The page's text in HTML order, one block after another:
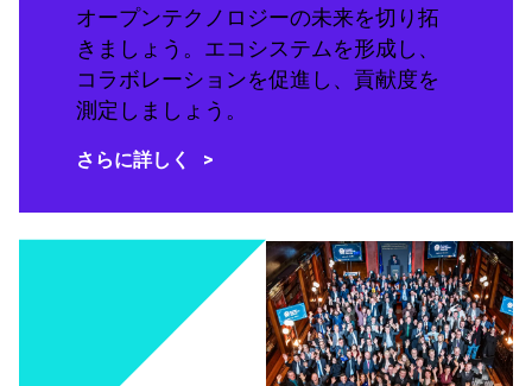
オープンテクノロジーの未来を切り拓
きましょう。エコシステムを形成し、
コラボレーションを促進し、貢献度を
測定しましょう。
さらに詳しく